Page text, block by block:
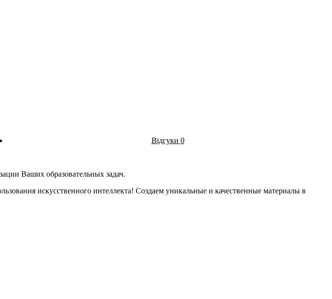
Відгуки 0
Ваших образовательных задач.
искусственного интеллекта! Создаем уникальные и качественные материалы в